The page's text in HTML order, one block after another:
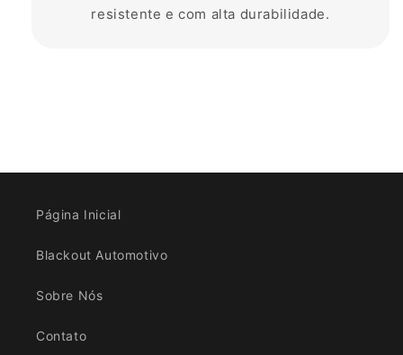
resistente e com alta durabilidade.
Página Inicial
Blackout Automotivo
Sobre Nós
Contato